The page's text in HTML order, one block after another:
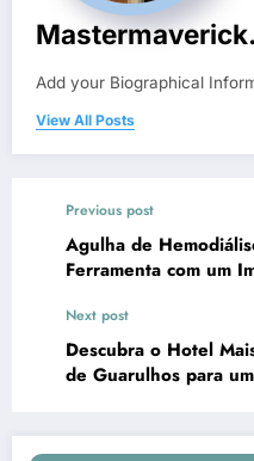
Add your Biographical
View All Posts
Previous post
Agulha de
Ferramenta com um
Next post
Descubra o Hotel
de Guarulhos para